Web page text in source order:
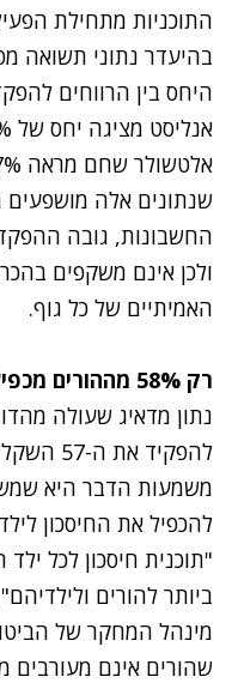
התוכניות מתחילת הפעילות עומד
בהיעדר נתוני תשואה
היחס בין הרווחים
שנתונים אלה מושפעים
החשבונות, גובה
ולכן אינם משקפים
האמיתיים של כל גוף.
רק 58% מההורים מכפילים את ההפקדה
להפקיד
משמעות הדבר היא
להכפיל את החיסכון
"תוכנית חיסכון לכל
ביותר להורים
מינהל המחקר של
שהורים אינם מעורבים